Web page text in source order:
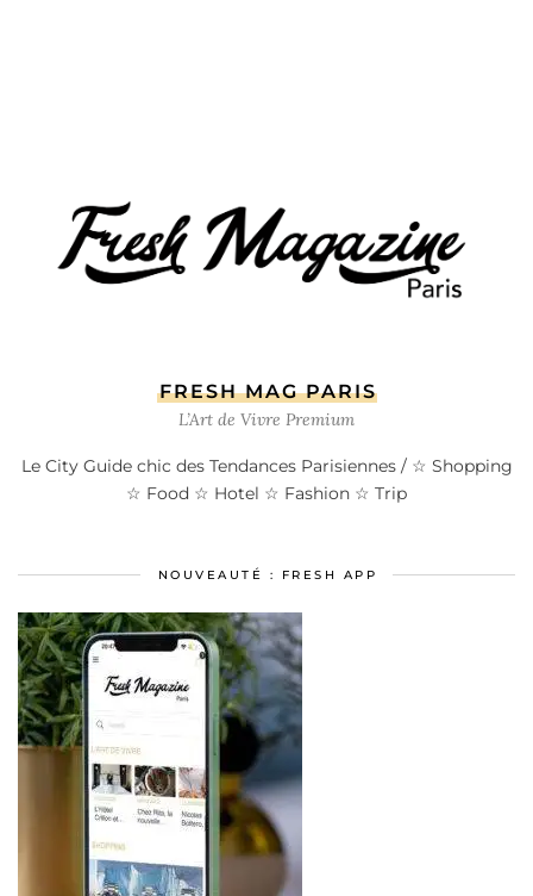
FRESH MAG PARIS
L’Art de Vivre Premium
Le City Guide chic des Tendances Parisiennes / ☆ Shopping
☆ Food ☆ Hotel ☆ Fashion ☆ Trip
NOUVEAUTÉ : FRESH APP